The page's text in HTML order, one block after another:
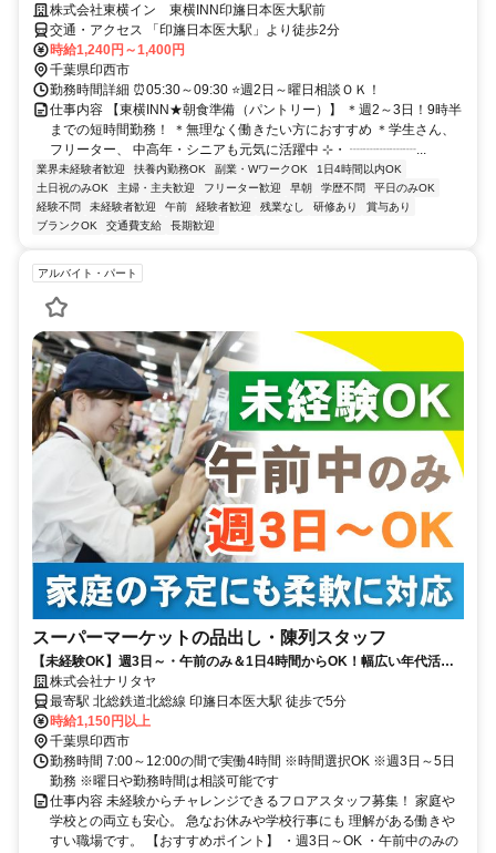
株式会社東横イン 東横INN印旛日本医大駅前
交通・アクセス 「印旛日本医大駅」より徒歩2分
時給1,240円～1,400円
千葉県印西市
勤務時間詳細 ⏰05:30～09:30 ⭐週2日～曜日相談ＯＫ！
仕事内容 【東横INN★朝食準備（パントリー）】 ＊週2～3日！9時半
までの短時間勤務！ ＊無理なく働きたい方におすすめ ＊学生さん、
フリーター、 中高年・シニアも元気に活躍中 ⊹・ ┈┈┈┈┈...
業界未経験者歓迎 扶養内勤務OK 副業・WワークOK
1日4時間以内OK
土日祝のみOK
主婦・主夫歓迎 フリーター歓迎 早朝 学歴不問
平日のみOK
経験不問
未経験者歓迎 午前 経験者歓迎 残業なし 研修あり
賞与あり
ブランクOK
交通費支給 長期歓迎
アルバイト・パート
スーパーマーケットの品出し・陳列スタッフ
【未経験OK】週3日～・午前のみ＆1日4時間からOK！幅広い年代活躍
中！男女活躍中！
株式会社ナリタヤ
最寄駅 北総鉄道北総線 印旛日本医大駅 徒歩で5分
時給1,150円以上
千葉県印西市
勤務時間 7:00～12:00の間で実働4時間 ※時間選択OK ※週3日～5日
勤務 ※曜日や勤務時間は相談可能です
仕事内容 未経験からチャレンジできるフロアスタッフ募集！ 家庭や
学校との両立も安心。 急なお休みや学校行事にも 理解がある働きや
すい職場です。 【おすすめポイント】 ・週3日～OK ・午前中のみの